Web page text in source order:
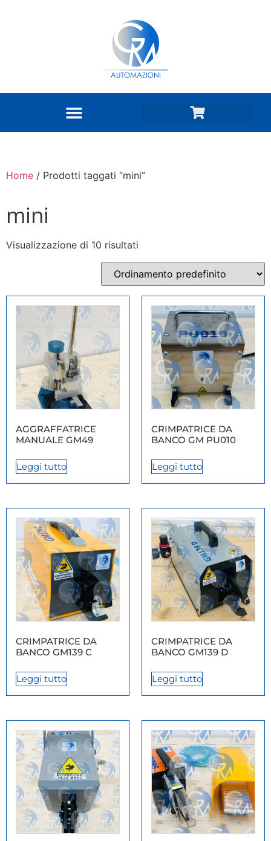
Home / Prodotti taggati “mini”
mini
Visualizzazione di 10 risultati
AGGRAFFATRICE
MANUALE GM49
Leggi tutto
CRIMPATRICE DA
BANCO GM PU010
Leggi tutto
CRIMPATRICE DA
BANCO GM139 C
Leggi tutto
CRIMPATRICE DA
BANCO GM139 D
Leggi tutto